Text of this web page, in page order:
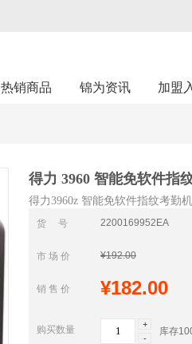
热销商品 锦为资讯 加盟
得力 3960 智能免软件指
得力3960z 智能免软件指纹考勤机
货 号 2200169952EA
市 场 价 ¥192.00
销 售 价 ¥182.00
购买数量
+
-
库存